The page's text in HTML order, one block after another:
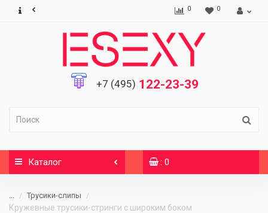
0 0
+7 (495) 122-23-39
Каталог : 0
... Трусики-слипы
Кружевные трусики-стринги с широким боком